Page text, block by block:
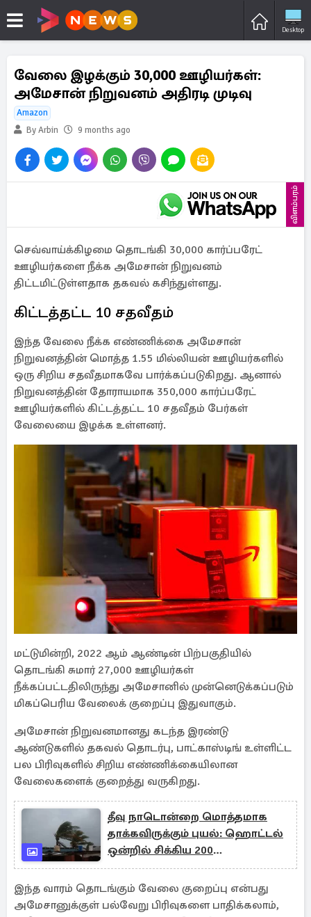
Desktop
வேலை இழக்கும் 30,000 ஊழியர்கள்:
அமேசான் நிறுவனம் அதிரடி முடிவு
Amazon
By Arbin
9 months ago
விளம்பரம்
செவ்வாய்க்கிழமை தொடங்கி 30,000 கார்ப்பரேட்
ஊழியர்களை நீக்க அமேசான் நிறுவனம்
திட்டமிட்டுள்ளதாக தகவல் கசிந்துள்ளது.
கிட்டத்தட்ட 10 சதவீதம்
இந்த வேலை நீக்க எண்ணிக்கை அமேசான்
நிறுவனத்தின் மொத்த 1.55 மில்லியன் ஊழியர்களில்
ஒரு சிறிய சதவீதமாகவே பார்க்கப்படுகிறது. ஆனால்
நிறுவனத்தின் தோராயமாக 350,000 கார்ப்பரேட்
ஊழியர்களில் கிட்டத்தட்ட 10 சதவீதம் பேர்கள்
வேலையை இழக்க உள்ளனர்.
மட்டுமின்றி, 2022 ஆம் ஆண்டின் பிற்பகுதியில்
தொடங்கி சுமார் 27,000 ஊழியர்கள்
நீக்கப்பட்டதிலிருந்து அமேசானில் முன்னெடுக்கப்படும்
மிகப்பெரிய வேலைக் குறைப்பு இதுவாகும்.
அமேசான் நிறுவனமானது கடந்த இரண்டு
ஆண்டுகளில் தகவல் தொடர்பு, பாட்காஸ்டிங் உள்ளிட்ட
பல பிரிவுகளில் சிறிய எண்ணிக்கையிலான
வேலைகளைக் குறைத்து வருகிறது.
தீவு நாடொன்றை மொத்தமாக
தாக்கவிருக்கும் புயல்: ஹொட்டல்
ஒன்றில் சிக்கிய 200
பிரித்தானியர்கள்
இந்த வாரம் தொடங்கும் வேலை குறைப்பு என்பது
அமேசானுக்குள் பல்வேறு பிரிவுகளை பாதிக்கலாம்,